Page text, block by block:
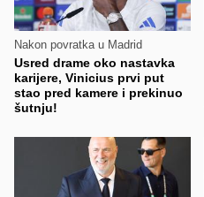
Nakon povratka u Madrid
Usred drame oko nastavka
karijere, Vinicius prvi put
stao pred kamere i prekinuo
šutnju!